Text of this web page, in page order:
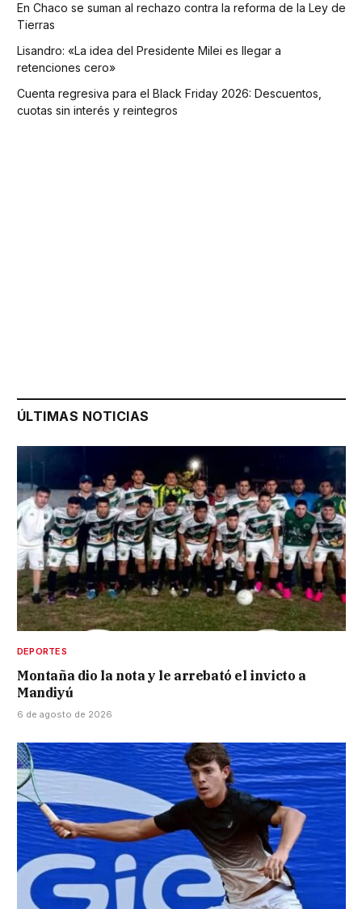
En Chaco se suman al rechazo contra la reforma de la Ley de
Tierras
Lisandro: «La idea del Presidente Milei es llegar a
retenciones cero»
Cuenta regresiva para el Black Friday 2026: Descuentos,
cuotas sin interés y reintegros
ÚLTIMAS NOTICIAS
DEPORTES
Montaña dio la nota y le arrebató el invicto a
Mandiyú
6 de agosto de 2026